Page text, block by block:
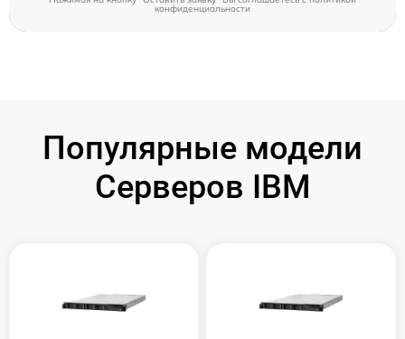
конфиденциальности
Популярные модели
Серверов IBM